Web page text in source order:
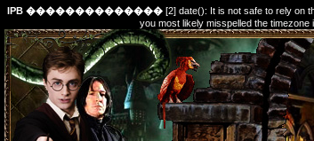
IPB �������������� [2] date(): It is not safe to rely on
you most likely misspelled the